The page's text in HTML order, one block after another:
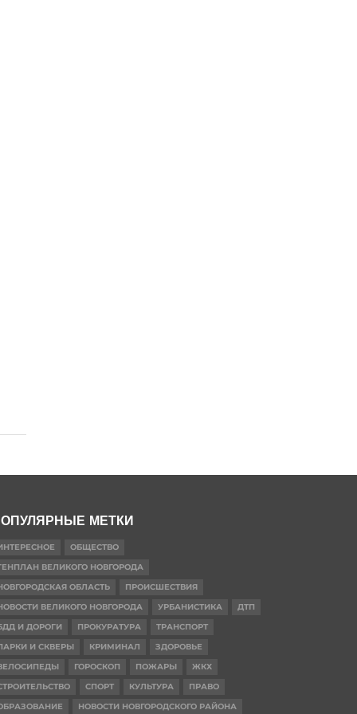
МЕТКИ
ОБЩЕСТВО
ВЕЛИКОГО НОВГОРОДА
ОБЛАСТЬ
ПРОИСШЕСТВИЯ
ВЕЛИКОГО НОВГОРОДА
УРБАНИСТИКА
ДТП
И ДОРОГИ
ПРОКУРАТУРА
ТРАНСПОРТ
И СКВЕРЫ
КРИМИНАЛ
ЗДОРОВЬЕ
ГОРОСКОП ПОЖАРЫ
ЖКХ
СПОРТ КУЛЬТУРА
ПРАВО
НОВОСТИ НОВГОРОДСКОГО РАЙОНА